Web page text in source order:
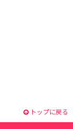
トップに戻る